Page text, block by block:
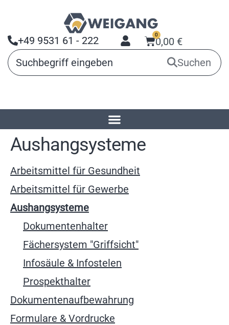
+49 9531 61 - 222 0,00 €
0
Suchen
»Aushangsysteme
Aushangsysteme
Arbeitsmittel für Gesundheit
Arbeitsmittel für Gewerbe
Aushangsysteme
Dokumentenhalter
Fächersystem "Griffsicht"
Infosäule & Infostelen
Prospekthalter
Dokumentenaufbewahrung
Formulare & Vordrucke